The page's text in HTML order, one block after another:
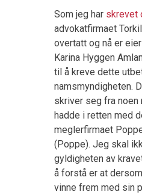
Som jeg har skrevet
advokatfirmaet
overtatt og nå er
Karina Hyggen
til å kreve dette
namsmyndigheten.
skriver seg fra noen
hadde i retten med
meglerfirmaet
(Poppe). Jeg skal
gyldigheten av
å forstå er at
vinne frem med sin